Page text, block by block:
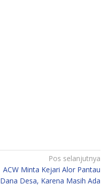
Pos selanjutnya
ACW Minta Kejari Alor Pantau
Dana Desa, Karena Masih Ada